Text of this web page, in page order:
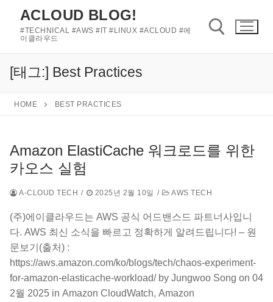
ACLOUD BLOG!
#TECHNICAL #AWS #IT #LINUX #ACLOUD #에
이클라우드
검색 :
[태그:] Best Practices
HOME BEST PRACTICES
Amazon ElastiCache 워크로드를 위한
카오스 실험
A-CLOUD TECH / 2025년 2월 10일 / AWS TECH
(주)에이클라우드는 AWS 공식 어드밴스드 파트너사입니
다. AWS 최신 소식을 빠르고 정확하게 알려드립니다! – 원
문보기(출처) :
https://aws.amazon.com/ko/blogs/tech/chaos-experiment-
for-amazon-elasticache-workload/ by Jungwoo Song on 04
2월 2025 in Amazon CloudWatch, Amazon